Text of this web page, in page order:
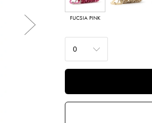
FUCSIA PINK